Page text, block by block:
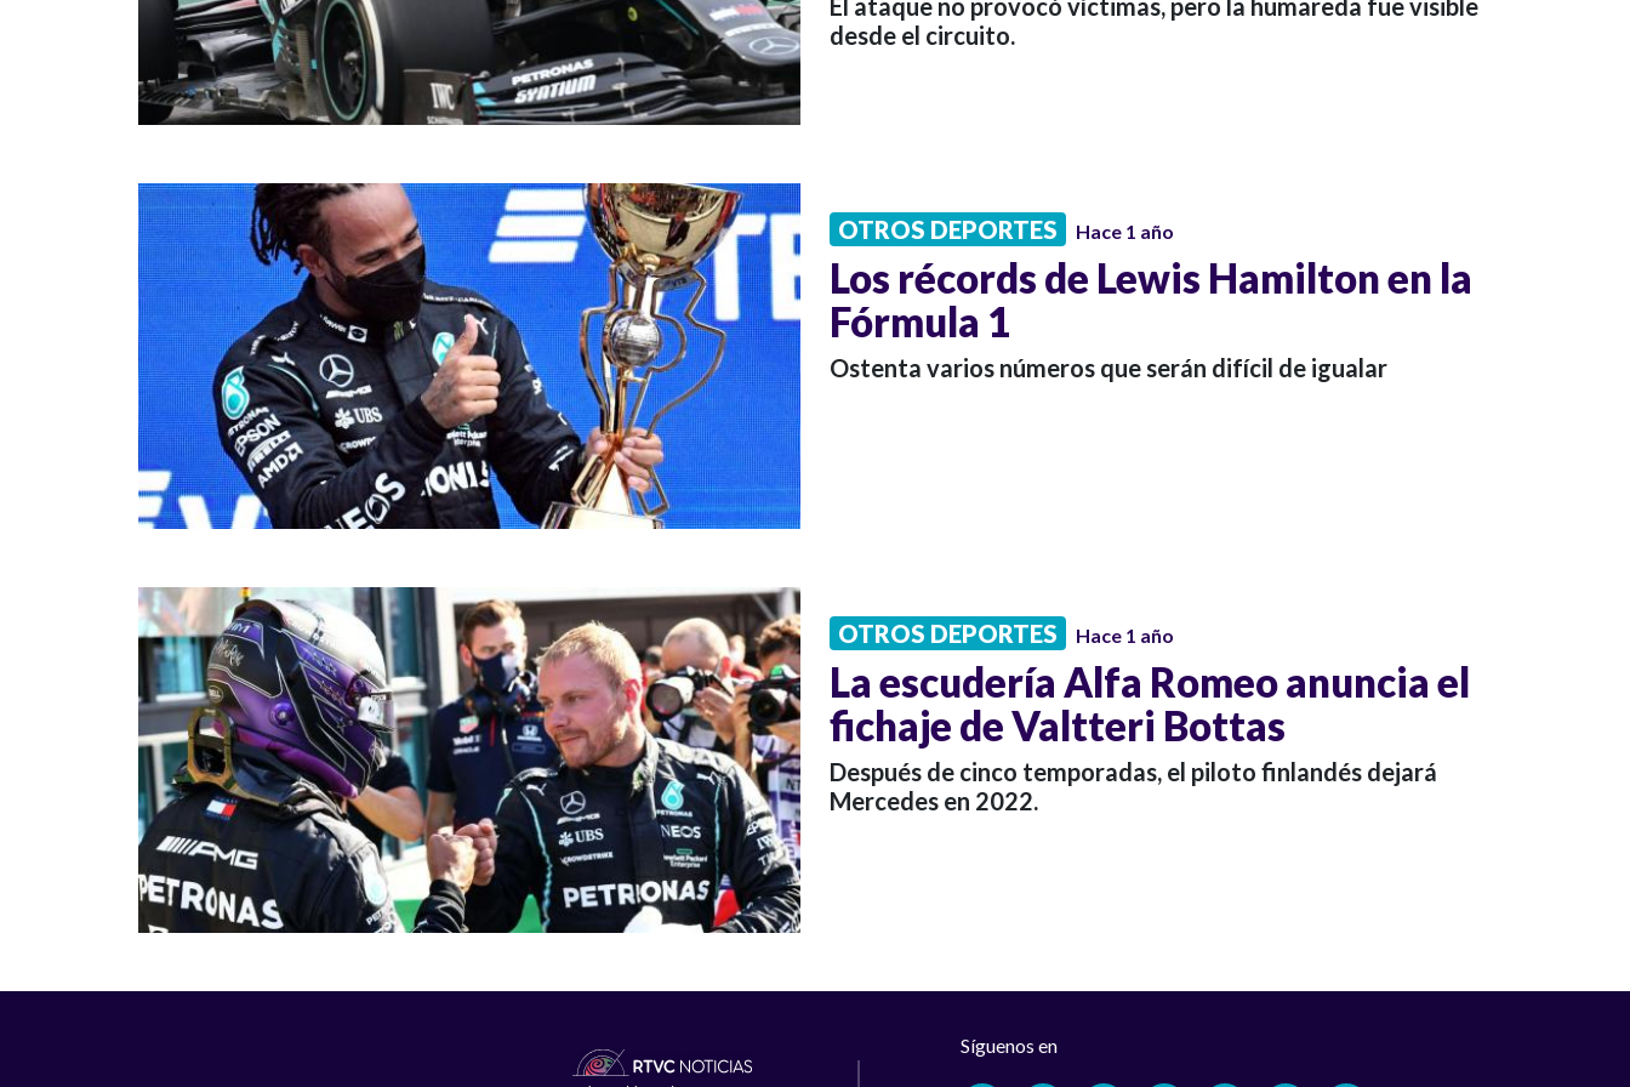
El ataque no provocó víctimas, pero la humareda fue visible
desde el circuito.
OTROS DEPORTES Hace 1 año
Los récords de Lewis Hamilton en la
Fórmula 1
Ostenta varios números que serán difícil de igualar
OTROS DEPORTES Hace 1 año
La escudería Alfa Romeo anuncia el
fichaje de Valtteri Bottas
Después de cinco temporadas, el piloto finlandés dejará
Mercedes en 2022.
Síguenos en